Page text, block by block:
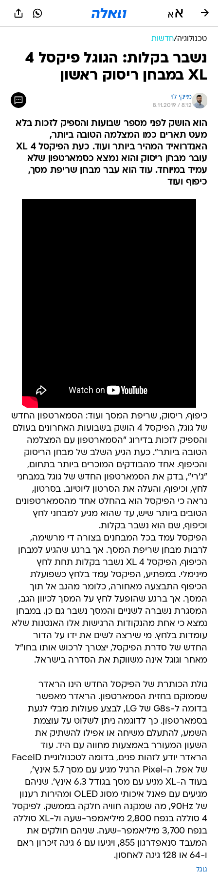
טכנולוגיה/חדשות
נשבר בקלות: הגוגל פיקסל 4
XL במבחן ריסוק ראשון
מייקי לוי
8.11.2019 / 8:12
הוא הושק לפני מספר שבועות והספיק לזכות בלא
מעט תארים כמו המצלמה הטובה ביותר,
האנדרואיד המהיר ביותר ועוד. כעת הפיקסל 4 XL
עובר מבחן ריסוק והוא נמצא כסמארטפון שלא
עמיד במיוחד. עוד הוא עבר מבחן שריפת מסך,
כיפוף ועוד
כיפוף, ריסוק, שריפת המסך ועוד: הסמארטפון החדש
של גוגל, הפיקסל 4 הושק בשבועות האחרונים בעולם
והספיק לזכות בדירוג "הסמארטפון עם המצלמה
הטובה ביותר". כעת הגיע השלב של מבחן הריסוק
והכיפוף. אחד מהבודקים המוכרים ביותר בתחום,
"ג'רי", בדק את הסמארטפון החדש של גוגל במבחני
לחץ, וכיפוף, והעלה את הסרטון ליוטיוב. בסרטון,
נראה כי הפיקסל הוא בהחלט אחד מהסמארטפונים
הטובים ביותר שיש, עד שהוא מגיע למבחני לחץ
וכיפוף, שם הוא נשבר בקלות.
הפיקסל עמד בכל המבחנים בצורה די מרשימה,
לרבות מבחן שריפת המסך. אך ברגע שהגיע למבחן
הכיפוף, הפיקסל 4 XL נשבר בקלות תחת לחץ
מינימלי. במפתיע, הפיקסל עמד בלחץ כשפועלת
הכיפוף התבצעה מאחורה, כלומר מהגב אל תוך
המסך. אך ברגע שהופעל לחץ על המסך לכיוון הגב,
המסגרת נשברה לשניים והמסך נשבר גם כן. במבחן
נמצא כי אחת מהנקודות הרגישות אלו האנטנות שלא
עומדות בלחץ. מי שירצה לשים את ידו על הדור
החדש של סדרת הפיקסל, יצטרך לרכוש אותו בחו"ל
מאחר וגוגל אינה משווקת את הסדרה בישראל.
גולת הכותרת של הפיקסל החדש הינו הראדר
שממוקם בחזית הסמארטפון. הראדר מאפשר
בדומה ל-G8s של LG, לבצע פעולות מבלי לגעת
בסמארטפון. כך לדוגמה ניתן לשלוט על עוצמת
השמע, להתעלם משיחה או אפילו להשתיק את
השעון המעורר באמצעות מחווה עם היד. עוד
הראדר יודע לזהות פנים, בדומה לטכנולוגיית FaceID
של אפל. ה-Pixel הרגיל מגיע עם מסך 5.7 אינץ',
בעוד ה-XL מגיע עם מסך בגודל 6.3 אינץ'. שניהם
מגיעים עם פאנל איכותי מסוג OLED ומהירות רענון
של 90Hz, מה שמקנה חוויה חלקה בממשק. לפיקסל
4 סוללה בנפח 2,800 מיליאמפר-שעה ול-XL סוללה
בנפח 3,700 מיליאמפר-שעה. שניהם חולקים את
המעבד סנאפדרגון 855, ויגיעו עם 6 גיגה זיכרון ראם
ו-64 או 128 גיגה לאחסון.
גוגל